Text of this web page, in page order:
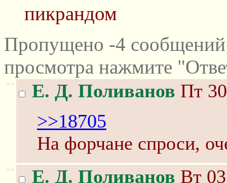
пикрандом
Пропущено -4
просмотра нажмите
>> Е. Д. Поливанов Пт
>>18705
На форчане спроси,
>> Е. Д. Поливанов Вт